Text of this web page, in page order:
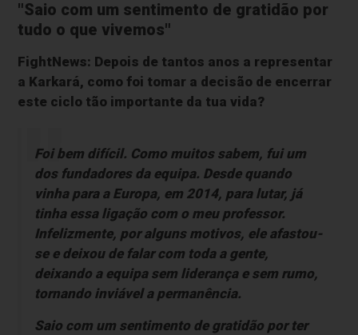
"Saio com um sentimento de gratidão por
tudo o que vivemos"
FightNews: Depois de tantos anos a representar
a Karkará, como foi tomar a decisão de encerrar
este ciclo tão importante da tua vida?
Foi bem difícil. Como muitos sabem, fui um
dos fundadores da equipa. Desde quando
vinha para a Europa, em 2014, para lutar, já
tinha essa ligação com o meu professor.
Infelizmente, por alguns motivos, ele afastou-
se e deixou de falar com toda a gente,
deixando a equipa sem liderança e sem rumo,
tornando inviável a permanência.
Saio com um sentimento de gratidão por ter